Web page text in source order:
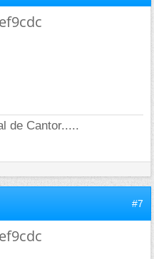
de Cantor.....
#7